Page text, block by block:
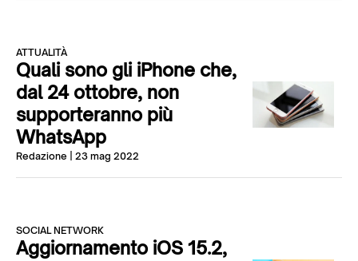
ATTUALITÀ
Quali sono gli iPhone che,
dal 24 ottobre, non
supporteranno più
WhatsApp
Redazione | 23 mag 2022
SOCIAL NETWORK
Aggiornamento iOS 15.2,